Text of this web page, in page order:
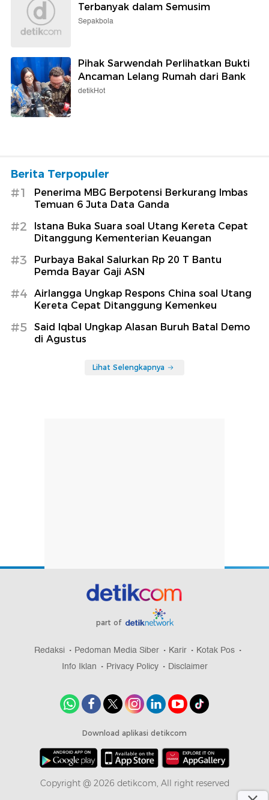
Terbanyak dalam Semusim
Sepakbola
Pihak Sarwendah Perlihatkan Bukti
Ancaman Lelang Rumah dari Bank
detikHot
Berita Terpopuler
#1
Penerima MBG Berpotensi Berkurang Imbas
Temuan 6 Juta Data Ganda
#2
Istana Buka Suara soal Utang Kereta Cepat
Ditanggung Kementerian Keuangan
#3
Purbaya Bakal Salurkan Rp 20 T Bantu
Pemda Bayar Gaji ASN
#4
Airlangga Ungkap Respons China soal Utang
Kereta Cepat Ditanggung Kemenkeu
#5
Said Iqbal Ungkap Alasan Buruh Batal Demo
di Agustus
Lihat Selengkapnya
part of
Redaksi Pedoman Media Siber Karir
Kotak Pos
Info Iklan
Privacy Policy Disclaimer
Download aplikasi detikcom
Copyright @ 2026 detikcom, All right reserved